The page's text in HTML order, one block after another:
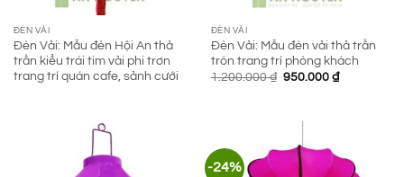
ĐÈN VẢI
Đèn Vải: Mẫu đèn Hội An thả
trần kiểu trái tim vải phi trơn
trang trí quán cafe, sảnh cưới
ĐÈN VẢI
Đèn Vải: Mẫu đèn vải thả trần
tròn trang trí phòng khách
1.200.000₫ Giá
950.000 ₫Giá
-24%